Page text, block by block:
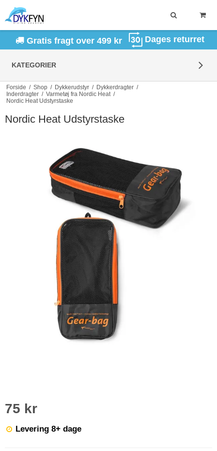
Gratis fragt over 499 kr Dages returret
KATEGORIER
Forside / Shop / Dykkerudstyr / Dykkerdragter /
Inderdragter / Varmetøj fra Nordic Heat /
Nordic Heat Udstyrstaske
Nordic Heat Udstyrstaske
75 kr
Levering 8+ dage